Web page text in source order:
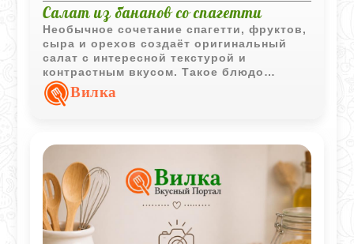
Салат из бананов со спагетти
Необычное сочетание спагетти, фруктов,
сыра и орехов создаёт оригинальный
салат с интересной текстурой и
контрастным вкусом. Такое блюдо
способно удивить гостей и
разнообразить привычное меню.
Вилка